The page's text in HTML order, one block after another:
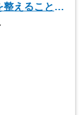
えることが